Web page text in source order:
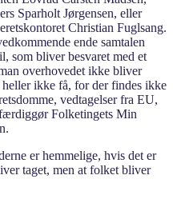
Sparholt Jørgensen, eller
Christian Fuglsang.
ende samtalen
som bliver besvaret med et
overhovedet ikke bliver
ikke få, for der findes ikke
vedtagelser fra EU,
Folketingets Min
er hemmelige, hvis det er
taget, men at folket bliver